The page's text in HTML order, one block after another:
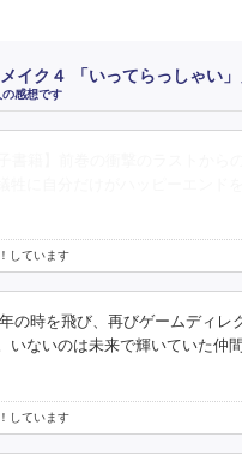
メイク４ 「いってらっしゃい
感想です
牲に自分だけがハッピーエンド
しています
の時を飛び、再びゲームディ
いないのは未来で輝いていた仲
しています